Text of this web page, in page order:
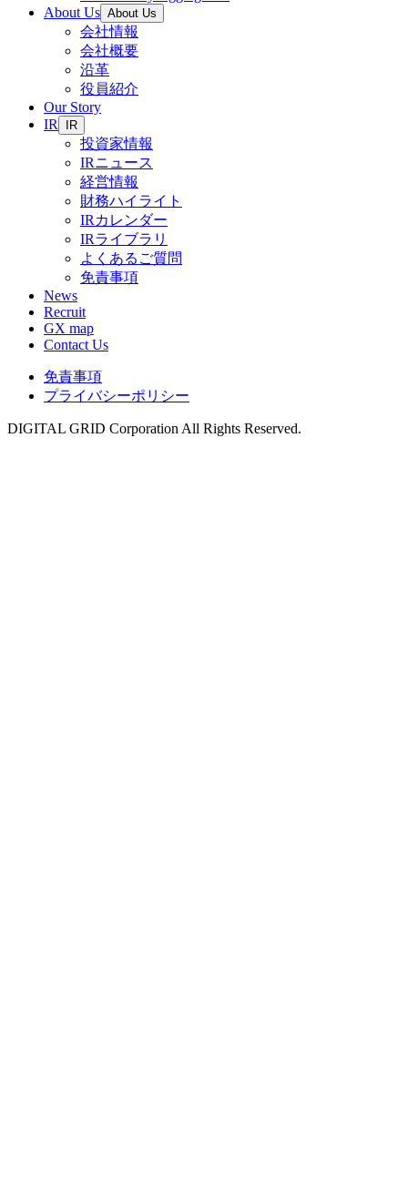
About Us About Us
会社情報
会社概要
沿革
役員紹介
Our Story
IR
IR
投資家情報
IRニュース
経営情報
財務ハイライト
IRカレンダー
IRライブラリ
よくあるご質問
免責事項
News
Recruit
GX map
Contact Us
免責事項
プライバシーポリシー
DIGITAL GRID Corporation All Rights Reserved.